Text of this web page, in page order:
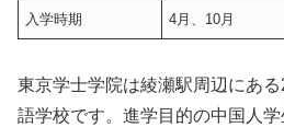
入学時期 4月、10月
東京学士学院は綾瀬駅周辺にあ
語学校です。進学目的の中国人学